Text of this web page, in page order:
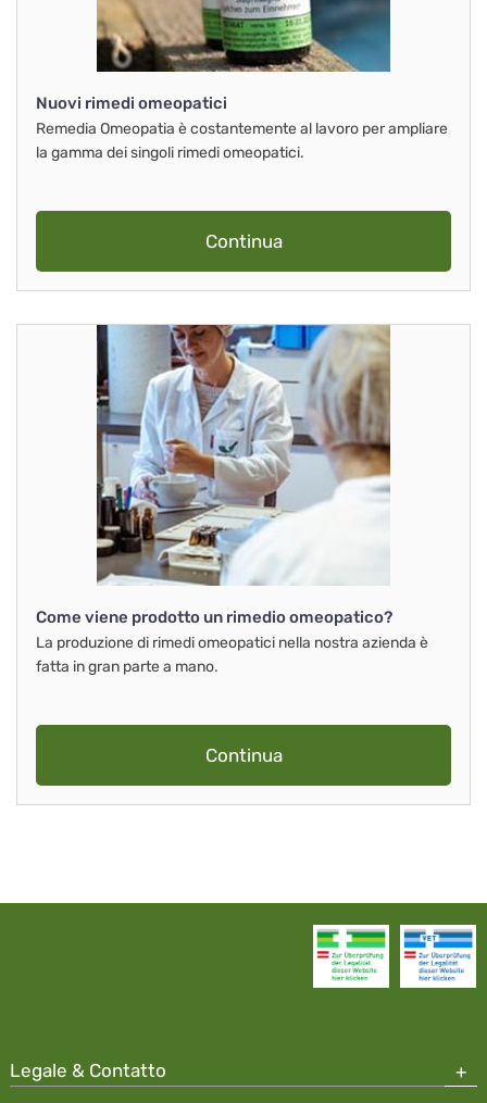
Nuovi rimedi omeopatici
Remedia Omeopatia è costantemente al lavoro per ampliare
la gamma dei singoli rimedi omeopatici.
Continua
Come viene prodotto un rimedio omeopatico?
La produzione di rimedi omeopatici nella nostra azienda è
fatta in gran parte a mano.
Continua
Legale & Contatto